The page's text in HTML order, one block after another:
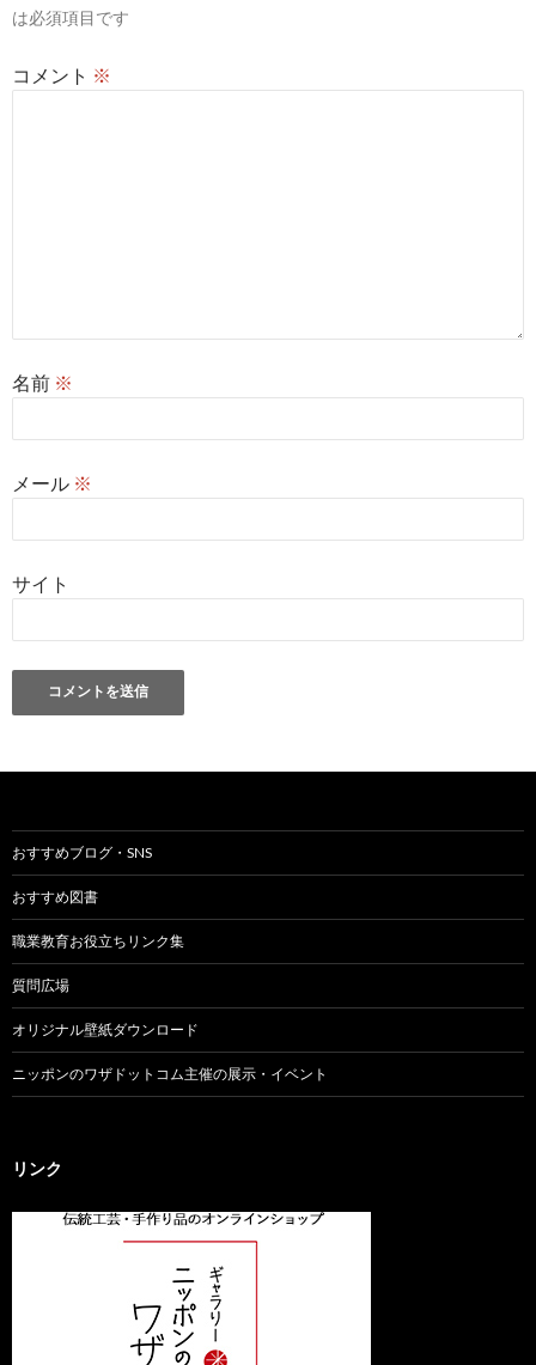
は必須項目です
コメント ※
名前 ※
メール ※
サイト
おすすめブログ・SNS
おすすめ図書
職業教育お役立ちリンク集
質問広場
オリジナル壁紙ダウンロード
ニッポンのワザドットコム主催の展示・イベント
リンク